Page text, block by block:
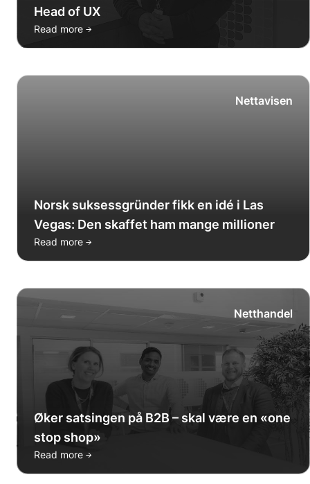
Head of UX
Read more →
Nettavisen
Norsk suksessgründer fikk en idé i Las
Vegas: Den skaffet ham mange millioner
Read more →
Netthandel
Øker satsingen på B2B – skal være en «one
stop shop»
Read more →